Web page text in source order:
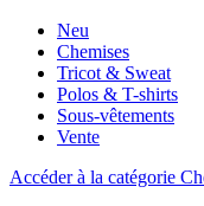
Neu
Chemises
Tricot & Sweat
Polos & T-shirts
Sous-vêtements
Vente
Accéder à la catégorie